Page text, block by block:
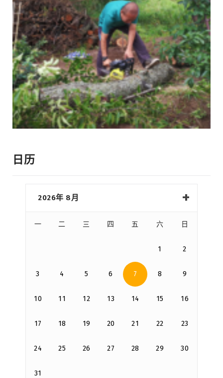
日历
2026年 8月
一 二 三 四 五 六 日
1 2
3 4 5 6 7 8 9
10 11 12 13 14 15 16
17 18 19 20 21 22 23
24 25 26 27 28 29 30
31